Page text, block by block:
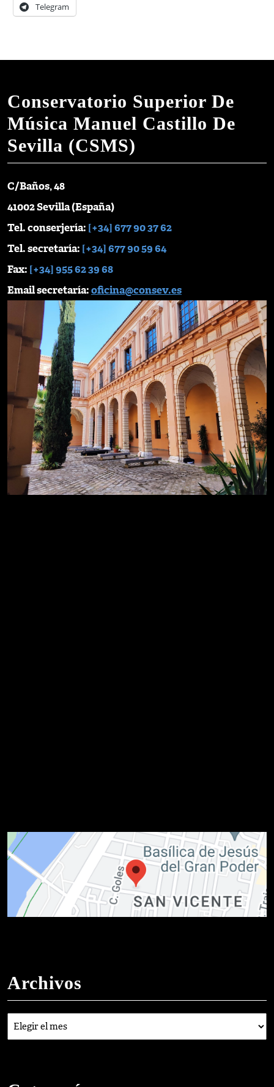
Telegram
Conservatorio Superior De
Música Manuel Castillo De
Sevilla (CSMS)
C/Baños, 48
41002 Sevilla (España)
Tel. conserjería: [+34] 677 90 37 62
Tel. secretaría: [+34] 677 90 59 64
Fax: [+34] 955 62 39 68
Email secretaría:oficina@consev.es
Archivos
Archivos